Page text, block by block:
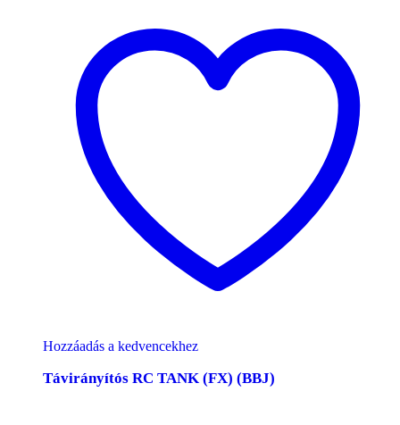
Hozzáadás a kedvencekhez
Távirányítós RC TANK (FX) (BBJ)